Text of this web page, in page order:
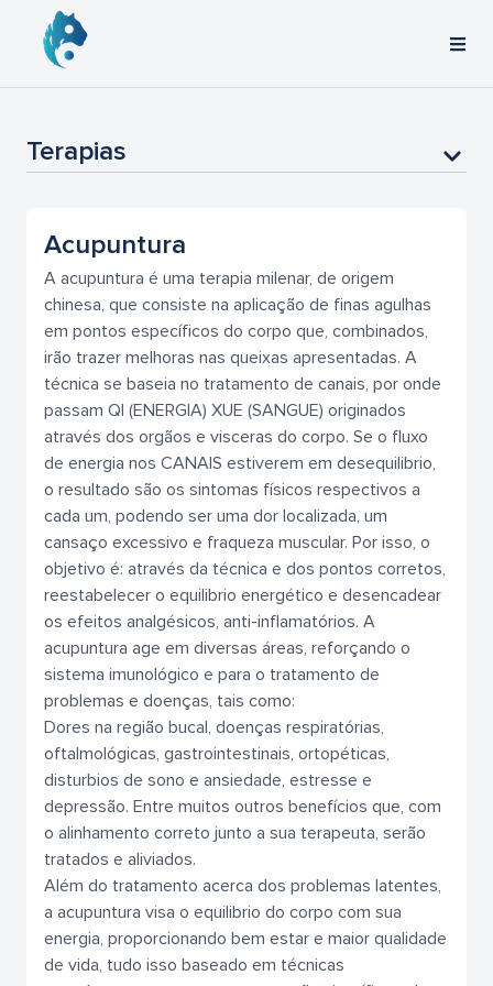
Terapias
Acupuntura
A acupuntura é uma terapia milenar, de origem
chinesa, que consiste na aplicação de finas agulhas
em pontos específicos do corpo que, combinados,
irão trazer melhoras nas queixas apresentadas. A
técnica se baseia no tratamento de canais, por onde
passam QI (ENERGIA) XUE (SANGUE) originados
através dos orgãos e visceras do corpo. Se o fluxo
de energia nos CANAIS estiverem em desequilibrio,
o resultado são os sintomas físicos respectivos a
cada um, podendo ser uma dor localizada, um
cansaço excessivo e fraqueza muscular. Por isso, o
objetivo é: através da técnica e dos pontos corretos,
reestabelecer o equilibrio energético e desencadear
os efeitos analgésicos, anti-inflamatórios. A
acupuntura age em diversas áreas, reforçando o
sistema imunológico e para o tratamento de
problemas e doenças, tais como:
Dores na região bucal, doenças respiratórias,
oftalmológicas, gastrointestinais, ortopéticas,
disturbios de sono e ansiedade, estresse e
depressão. Entre muitos outros benefícios que, com
o alinhamento correto junto a sua terapeuta, serão
tratados e aliviados.
Além do tratamento acerca dos problemas latentes,
a acupuntura visa o equilibrio do corpo com sua
energia, proporcionando bem estar e maior qualidade
de vida, tudo isso baseado em técnicas